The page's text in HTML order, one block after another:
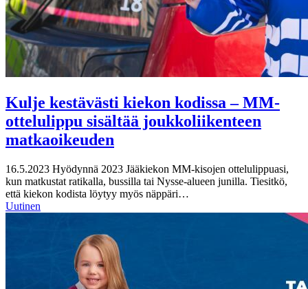
Kulje kestävästi kiekon kodissa – MM-
ottelulippu sisältää joukkoliikenteen
matkaoikeuden
16.5.2023 Hyödynnä 2023 Jääkiekon MM-kisojen ottelulippuasi,
kun matkustat ratikalla, bussilla tai Nysse-alueen junilla. Tiesitkö,
että kiekon kodista löytyy myös näppäri…
Uutinen